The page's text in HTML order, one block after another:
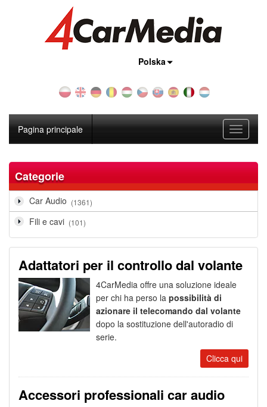
Polska
Toggle
Pagina principale
Categorie
Car Audio (1361)
Fili e cavi (101)
Adattatori per il controllo dal volante
4CarMedia offre una soluzione ideale
per chi ha perso la possibilità di
azionare il telecomando dal volante
dopo la sostituzione dell'autoradio di
serie.
Clicca qui
Accessori professionali car audio